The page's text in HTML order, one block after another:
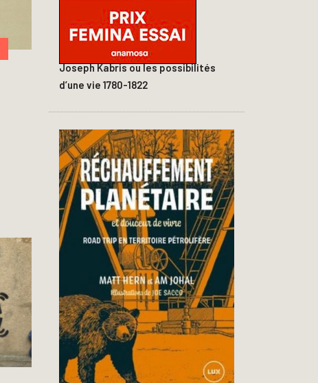
Joseph Kabris ou les possibilités
d’une vie 1780-1822